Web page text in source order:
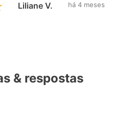
Liliane V. há 4 meses
& respostas